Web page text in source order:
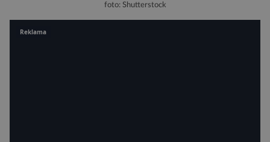
foto: Shutterstock
Reklama